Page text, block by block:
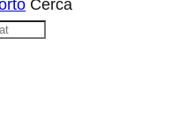
Cerca